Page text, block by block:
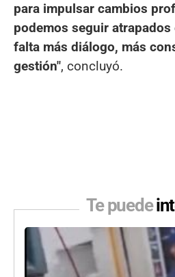
para impulsar cambios
podemos seguir atrapados
falta más diálogo, más
gestión", concluyó.
Te puede